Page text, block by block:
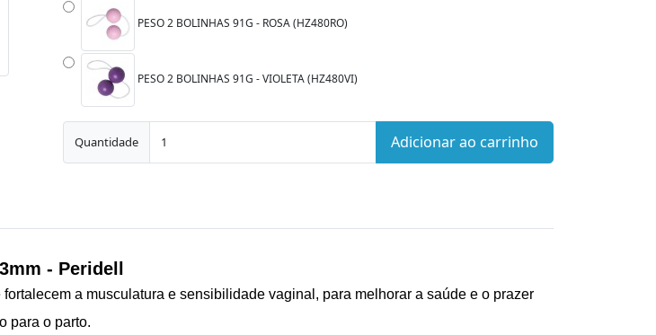
PESO 2 BOLINHAS 91G - ROSA (HZ480RO)
PESO 2 BOLINHAS 91G - VIOLETA (HZ480VI)
Quantidade Adicionar ao carrinho
- Peridell
a musculatura e sensibilidade vaginal, para melhorar a saúde e o prazer
para o parto.